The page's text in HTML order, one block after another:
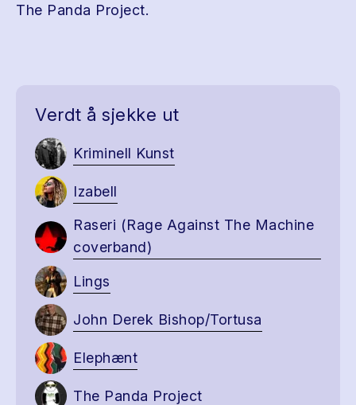
The Panda Project.
Verdt å sjekke ut
Kriminell Kunst
Izabell
Raseri (Rage Against The Machine
coverband)
Lings
John Derek Bishop/Tortusa
Elephænt
The Panda Project